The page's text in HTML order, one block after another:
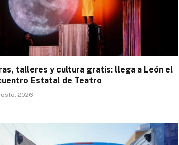
talleres y cultura gratis: llega a León el
Estatal de Teatro
2026